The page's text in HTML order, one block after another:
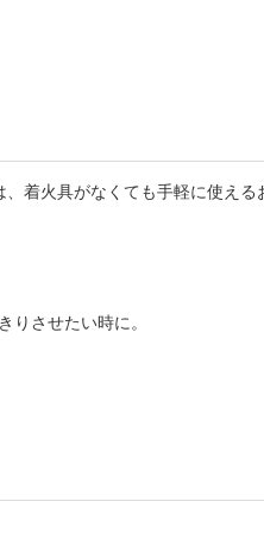
着火具がなくても手軽に使え
りさせたい時に。